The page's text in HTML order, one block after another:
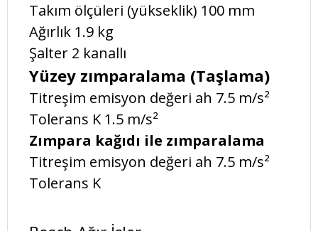
Takım ölçüleri (yükseklik) 100 mm
Ağırlık 1.9 kg
Şalter 2 kanallı
Yüzey zımparalama (Taşlama)
Titreşim emisyon değeri ah 7.5 m/s²
Tolerans K 1.5 m/s²
Zımpara kağıdı ile zımparalama
Titreşim emisyon değeri ah 7.5 m/s²
Tolerans K